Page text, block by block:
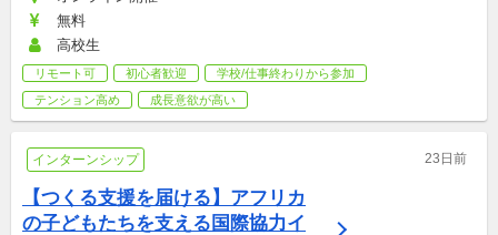
無料
高校生
リモート可 初心者歓迎
学校/仕事終わりから参加
テンション高め
成長意欲が高い
インターンシップ 23日前
【つくる支援を届ける】アフリカ
の子どもたちを支える国際協力イ